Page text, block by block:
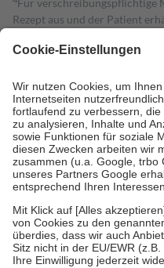
Für verschreibungspflichtige
Rezept aus und der Patient
Kosten dafür, der Versicherte
Grundsätzlich leisten
Prozent des Abgabepreises,
höchstens zehn Euro.Es sind
Kosten der Leistung zu
Diese Regeln gelten
Bei Heilmitteln und häuslicher
Zuzahlung zehn Prozent der
Um das Engagement der
stärken und die besondere
fallenkeine Zuzahlungen an